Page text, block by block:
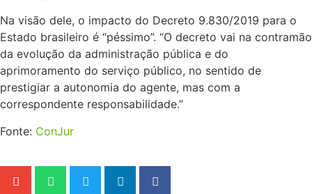
Na visão dele, o impacto do Decreto 9.830/2019 para o
Estado brasileiro é “péssimo”. “O decreto vai na contramão
da evolução da administração pública e do
aprimoramento do serviço público, no sentido de
prestigiar a autonomia do agente, mas com a
correspondente responsabilidade.”
Fonte: ConJur